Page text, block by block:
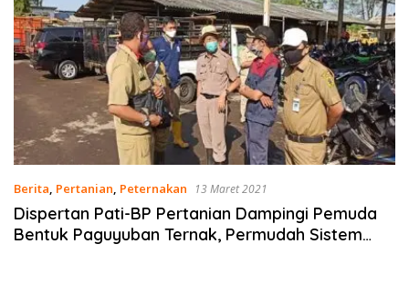
Berita, Pertanian, Peternakan 13 Maret 2021
Dispertan Pati-BP Pertanian Dampingi Pemuda
Bentuk Paguyuban Ternak, Permudah Sistem